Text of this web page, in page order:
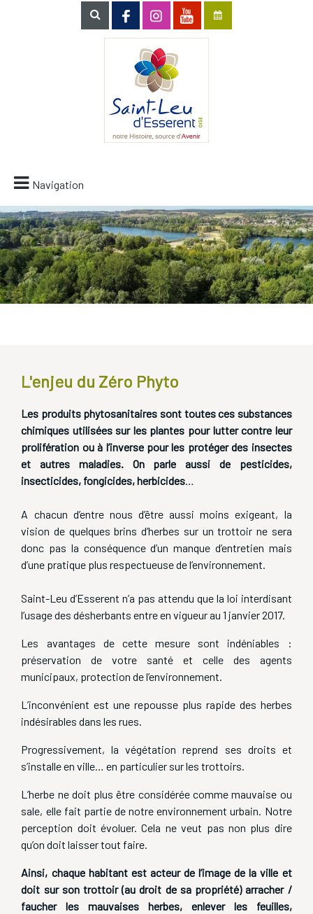
Navigation
L'enjeu du Zéro Phyto
Les produits phytosanitaires sont toutes ces substances
chimiques utilisées sur les plantes pour lutter contre leur
prolifération ou à l’inverse pour les protéger des insectes
et autres maladies. On parle aussi de pesticides,
insecticides, fongicides, herbicides…
A chacun d’entre nous d’être aussi moins exigeant, la
vision de quelques brins d’herbes sur un trottoir ne sera
donc pas la conséquence d’un manque d’entretien mais
d’une pratique plus respectueuse de l’environnement.
Saint-Leu d’Esserent n’a pas attendu que la loi interdisant
l’usage des désherbants entre en vigueur au 1 janvier 2017.
Les avantages de cette mesure sont indéniables :
préservation de votre santé et celle des agents
municipaux, protection de l’environnement.
L’inconvénient est une repousse plus rapide des herbes
indésirables dans les rues.
Progressivement, la végétation reprend ses droits et
s’installe en ville… en particulier sur les trottoirs.
L’herbe ne doit plus être considérée comme mauvaise ou
sale, elle fait partie de notre environnement urbain. Notre
perception doit évoluer. Cela ne veut pas non plus dire
qu’on doit laisser tout faire.
Ainsi, chaque habitant est acteur de l’image de la ville et
doit sur son trottoir (au droit de sa propriété) arracher /
faucher les mauvaises herbes, enlever les feuilles,